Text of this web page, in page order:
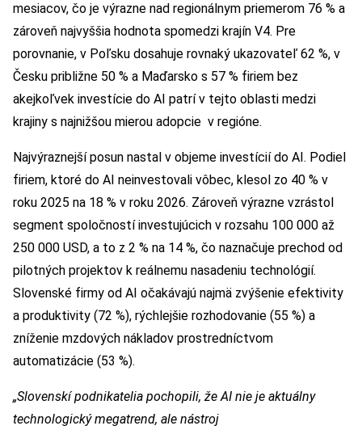
mesiacov, čo je výrazne nad regionálnym priemerom 76 % a
zároveň najvyššia hodnota spomedzi krajín V4. Pre
porovnanie, v Poľsku dosahuje rovnaký ukazovateľ 62 %, v
Česku približne 50 % a Maďarsko s 57 % firiem bez
akejkoľvek investície do AI patrí v tejto oblasti medzi
krajiny s najnižšou mierou adopcie v regióne.
Najvýraznejší posun nastal v objeme investícií do AI. Podiel
firiem, ktoré do AI neinvestovali vôbec, klesol zo 40 % v
roku 2025 na 18 % v roku 2026. Zároveň výrazne vzrástol
segment spoločností investujúcich v rozsahu 100 000 až
250 000 USD, a to z 2 % na 14 %, čo naznačuje prechod od
pilotných projektov k reálnemu nasadeniu technológií.
Slovenské firmy od AI očakávajú najmä zvýšenie efektivity
a produktivity (72 %), rýchlejšie rozhodovanie (55 %) a
zníženie mzdových nákladov prostredníctvom
automatizácie (53 %).
„Slovenskí podnikatelia pochopili, že AI nie je aktuálny
technologický megatrend, ale nástroj